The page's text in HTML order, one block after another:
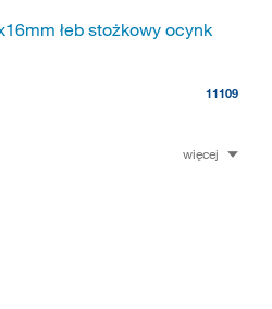
łeb stożkowy ocynk
11109
więcej